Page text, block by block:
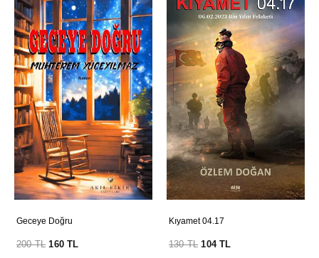
Geceye Doğru
200TL 160TL
Kıyamet 04.17
130TL 104TL